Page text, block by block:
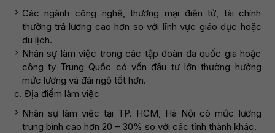
Các ngành công nghệ, thương mại điện tử, tài chính
thường trả lương cao hơn so với lĩnh vực giáo dục hoặc
du lịch.
Nhân sự làm việc trong các tập đoàn đa quốc gia hoặc
công ty Trung Quốc có vốn đầu tư lớn thường hưởng
mức lương và đãi ngộ tốt hơn.
c. Địa điểm làm việc
Nhân sự làm việc tại TP. HCM, Hà Nội có mức lương
trung bình cao hơn 20 – 30% so với các tỉnh thành khác.